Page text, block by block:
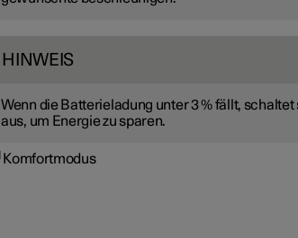
HINWEIS
Wenn die Batterieladung unter 3 % fällt,
aus, um Energie zu sparen.
Komfortmodus